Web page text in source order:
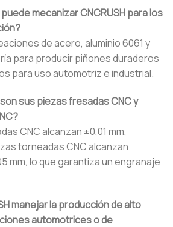
mecanizar CNCRUSH para los
de acero, aluminio 6061 y
para producir piñones duraderos
para uso automotriz e industrial.
sus piezas fresadas CNC y
CNC alcanzan ±0,01 mm,
torneadas CNC alcanzan
mm, lo que garantiza un engranaje
manejar la producción de alto
automotrices o de